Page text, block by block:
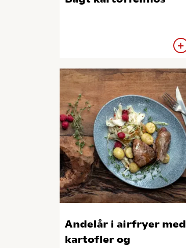
Andelår i airfryer med
kartofler og